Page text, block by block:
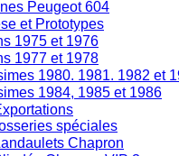
Peugeot 604
et Prototypes
1975 et 1976
1977 et 1978
1980. 1981. 1982 et
1984, 1985 et 1986
spéciales
Chapron